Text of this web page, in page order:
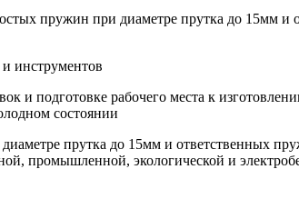
пружин при диаметре прутка до 15мм
инструментов
и подготовке рабочего места к
состоянии
прутка до 15мм и ответственных
промышленной, экологической и